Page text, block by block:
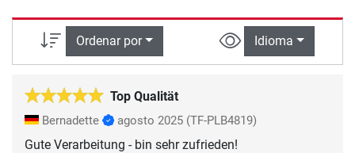
Ordenar por Idioma
Top Qualität
Bernadette agosto 2025 (TF-PLB4819)
Gute Verarbeitung - bin sehr zufrieden!